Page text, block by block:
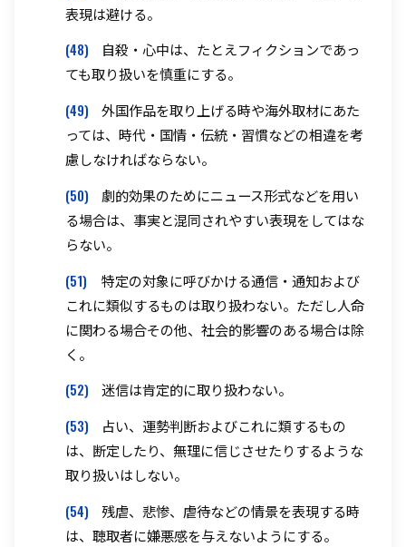
表現は避ける。
(48)
自殺・心中は、たとえフィクションであっ
ても取り扱いを慎重にする。
(49)
外国作品を取り上げる時や海外取材にあた
っては、時代・国情・伝統・習慣などの相違を考
慮しなければならない。
(50)
劇的効果のためにニュース形式などを用い
る場合は、事実と混同されやすい表現をしてはな
らない。
(51)
特定の対象に呼びかける通信・通知および
これに類似するものは取り扱わない。ただし人命
に関わる場合その他、社会的影響のある場合は除
く。
(52)
迷信は肯定的に取り扱わない。
(53)
占い、運勢判断およびこれに類するもの
は、断定したり、無理に信じさせたりするような
取り扱いはしない。
(54)
残虐、悲惨、虐待などの情景を表現する時
は、聴取者に嫌悪感を与えないようにする。